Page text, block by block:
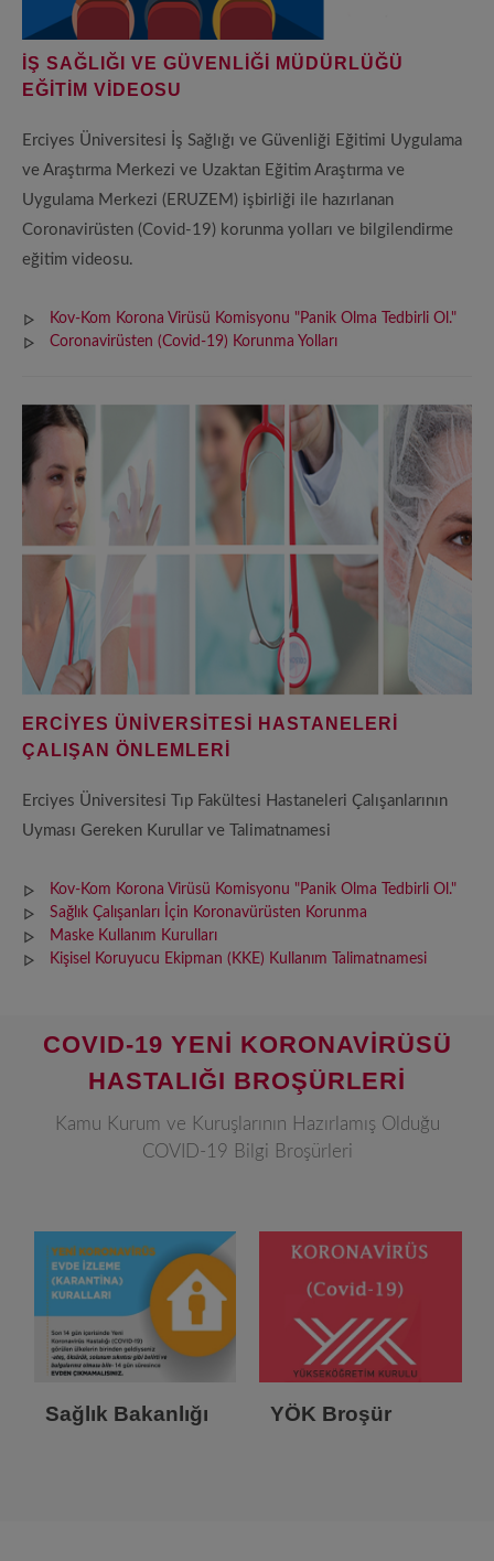
İŞ SAĞLIĞI VE GÜVENLİĞİ MÜDÜRLÜĞÜ
EĞİTİM VİDEOSU
Erciyes Üniversitesi İş Sağlığı ve Güvenliği Eğitimi Uygulama
ve Araştırma Merkezi ve Uzaktan Eğitim Araştırma ve
Uygulama Merkezi (ERUZEM) işbirliği ile hazırlanan
Coronavirüsten (Covid-19) korunma yolları ve bilgilendirme
eğitim videosu.
Kov-Kom Korona Virüsü Komisyonu "Panik Olma Tedbirli Ol."
Coronavirüsten (Covid-19) Korunma Yolları
ERCİYES ÜNİVERSİTESİ HASTANELERİ
ÇALIŞAN ÖNLEMLERİ
Erciyes Üniversitesi Tıp Fakültesi Hastaneleri Çalışanlarının
Uyması Gereken Kurullar ve Talimatnamesi
Kov-Kom Korona Virüsü Komisyonu "Panik Olma Tedbirli Ol."
Sağlık Çalışanları İçin Koronavürüsten Korunma
Maske Kullanım Kurulları
Kişisel Koruyucu Ekipman (KKE) Kullanım Talimatnamesi
COVID-19 YENİ KORONAVİRÜSÜ
HASTALIĞI BROŞÜRLERİ
Kamu Kurum ve Kuruşlarının Hazırlamış Olduğu
COVID-19 Bilgi Broşürleri
Sağlık Bakanlığı YÖK Broşür